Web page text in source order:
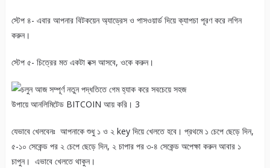
স্টেপ ৪- এবার আপনার বিটকয়েন অ্যাড্রেস ও পাসওয়ার্ড দিয়ে ক্যাপচা পূরণ করে লগিন
করুন।
স্টেপ ৫- চিত্রের মত একটা বক্স আসবে, ওকে করুন।
যেভাবে খেলবেনঃ আপনাকে শুধু ১ ও ২ key দিয়ে খেলতে হবে। প্রথমে ১ চেপে ছেড়ে দিন,
৫-১০ সেকেন্ড পর ২ চেপে ছেড়ে দিন, ২ চাপার পর ৩-৪ সেকেন্ড অপেক্ষা করুন আবার ১
চাপুন। এভাবে খেলতে থাকুন।